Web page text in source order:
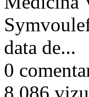
data de...
0
8.086